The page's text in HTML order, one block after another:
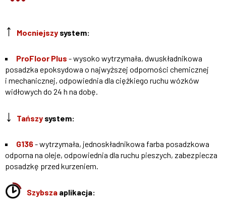
↑ Mocniejszy system:
ProFloor Plus - wysoko wytrzymała, dwuskładnikowa
posadzka epoksydowa o najwyższej odporności chemicznej
i mechanicznej, odpowiednia dla ciężkiego ruchu wózków
widłowych do 24 h na dobę.
↓ Tańszy system:
G136- wytrzymała, jednoskładnikowa farba posadzkowa
odporna na oleje, odpowiednia dla ruchu pieszych, zabezpiecza
posadzkę przed kurzeniem.
Szybsza aplikacja: